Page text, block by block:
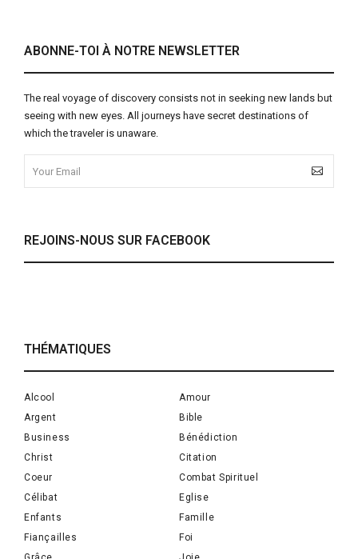
ABONNE-TOI À NOTRE NEWSLETTER
The real voyage of discovery consists not in seeking new lands but
seeing with new eyes. All journeys have secret destinations of
which the traveler is unaware.
REJOINS-NOUS SUR FACEBOOK
THÉMATIQUES
Alcool
Amour
Argent
Bible
Business
Bénédiction
Christ
Citation
Coeur
Combat Spirituel
Célibat
Eglise
Enfants
Famille
Fiançailles
Foi